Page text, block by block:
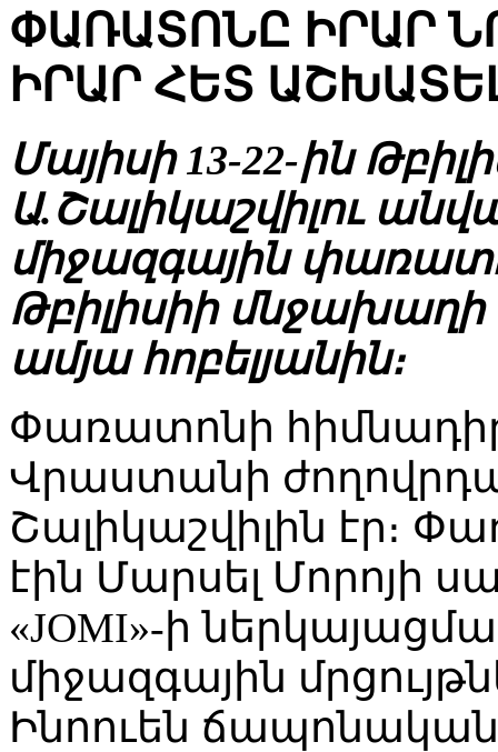
ՓԱՌԱՏՈՆԸ ԻՐԱՐ
ԻՐԱՐ ՀԵՏ
Մայիսի 13-22-ին
Ա.Շալիկաշվիլու
միջազգային
Թբիլիսիի
ամյա հոբելյանին։
Փառատոնի
Վրաստանի
Շալիկաշվիլին էր։
էին Մարսել Մորոյի
«JOMI»-ի
միջազգային
Ինոուեն